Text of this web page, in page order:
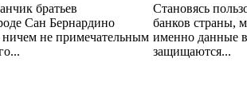
братьев
Сан Бернардино
не примечательным
Становясь
банков страны,
именно данные
защищаются...